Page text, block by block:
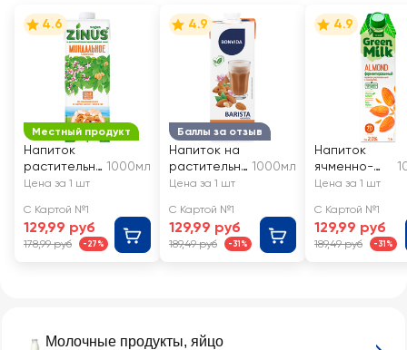
Молочные продукты, яйцо
Местный продукт
4.6
Напиток
растительн
ый ZINUS
Миндальный
1000мл
Цена за 1 шт
С Картой №1
129,99 руб
178,99 руб -27%
Баллы за отзыв
4.9
Напиток на
растительн
ой основе
Barista
Миндальный
1,8%
1000мл
Цена за 1 шт
С Картой №1
129,99 руб
189,49 руб -31%
4.9
Напиток
ячменно-
нутовый
Миндаль
Цена за 1 шт
С Картой №1
129,99 руб
189,49 руб -31%